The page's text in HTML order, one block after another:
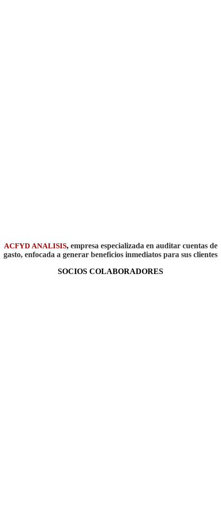
ACFYD ANALISIS,empresa especializada en auditar cuentas de
gasto, enfocada a generar beneficios inmediatos para sus clientes
SOCIOS COLABORADORES